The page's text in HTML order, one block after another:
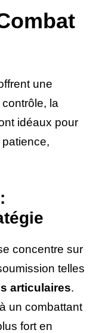
une
la
idéaux pour
concentre sur
telles
articulaires.
un combattant
fort en